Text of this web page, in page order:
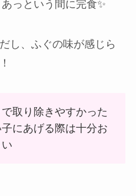
っという間に完食✨
し、ふぐの味が感じら
取り除きやすかった
にあげる際は十分お